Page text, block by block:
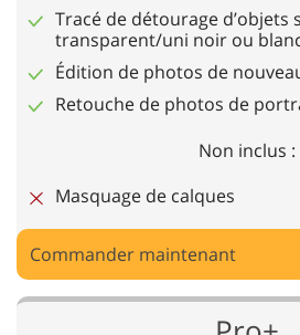
Tracé de détourage d’objets
transparent/uni noir ou
Édition de photos de
Retouche de photos de
Non inclus :
Masquage de calques
Commander maintenant